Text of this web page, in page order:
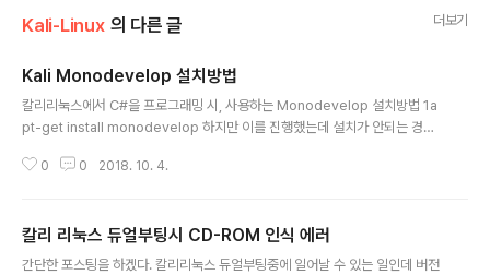
Kali-Linux 의 다른 글 더보기
Kali Monodevelop 설치방법
칼리리눅스에서 C#을 프로그래밍 시, 사용하는 Monodevelop 설치방법 1a
pt-get install monodevelop 하지만 이를 진행했는데 설치가 안되는 경우
r.ubuntu.com:80 --recv-keys 3FA7E0328081BFF6A14DA29AA6
d/mono-xamarin.list sudo apt-get updatesudo apt-get install mo
nodevelop 해주..
0 0 2018. 10. 4.
칼리 리눅스 듀얼부팅시 CD-ROM 인식 에러
간단한 포스팅을 하겠다. 칼리리눅스 듀얼부팅중에 일어날 수 있는 일인데 버전